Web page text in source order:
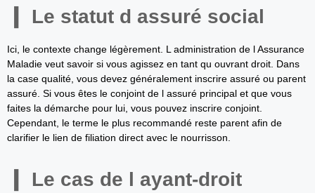
Le statut d assuré social
Ici, le contexte change légèrement. L administration de l Assurance
Maladie veut savoir si vous agissez en tant qu ouvrant droit. Dans
la case qualité, vous devez généralement inscrire assuré ou parent
assuré. Si vous êtes le conjoint de l assuré principal et que vous
faites la démarche pour lui, vous pouvez inscrire conjoint.
Cependant, le terme le plus recommandé reste parent afin de
clarifier le lien de filiation direct avec le nourrisson.
Le cas de l ayant-droit